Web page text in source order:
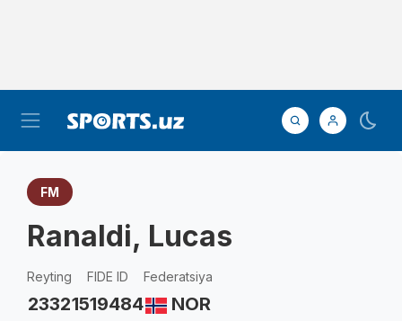
FM
Ranaldi, Lucas
Reyting
2332
FIDE ID
1519484
Federatsiya
NOR